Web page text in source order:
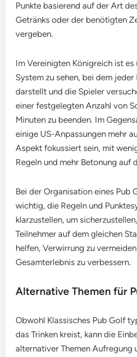
Punkte basierend auf der Art
Getränks oder der benötigten
vergeben.
Im Vereinigten Königreich ist es
System zu sehen, bei dem jeder
darstellt und die Spieler
einer festgelegten Anzahl von
Minuten zu beenden. Im
einige US-Anpassungen mehr
Aspekt fokussiert sein, mit
Regeln und mehr Betonung auf
Bei der Organisation eines Pub
wichtig, die Regeln und
klarzustellen, um
Teilnehmer auf dem gleichen
helfen, Verwirrung zu
Gesamterlebnis zu verbessern.
Alternative Themen für
Obwohl Klassisches Pub Golf
das Trinken kreist, kann die
alternativer Themen Aufregung